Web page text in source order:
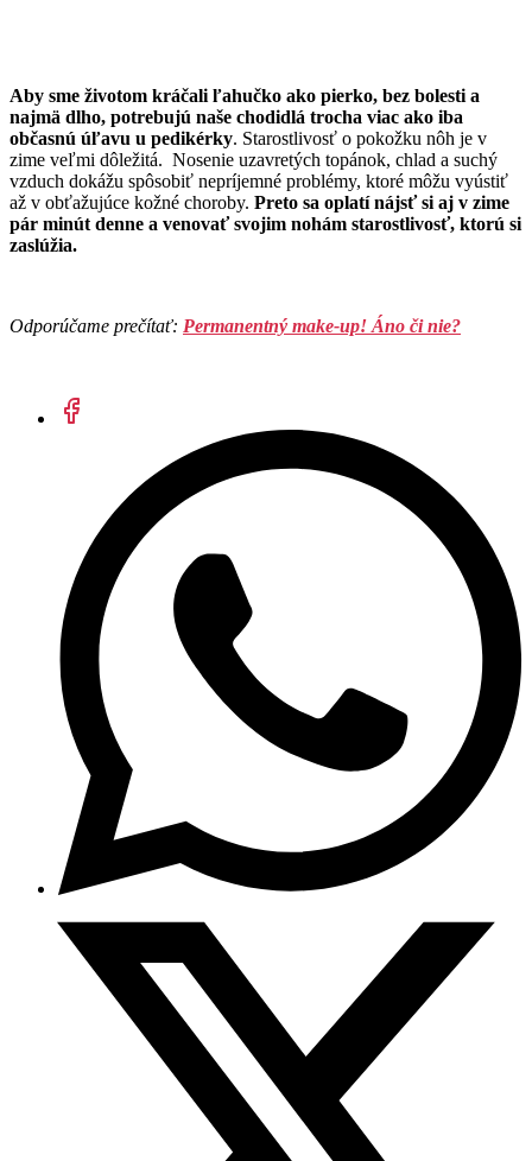
Aby sme životom kráčali ľahučko ako pierko, bez bolesti a
najmä dlho, potrebujú naše chodidlá trocha viac ako iba
občasnú úľavu u pedikérky. Starostlivosť o pokožku nôh je v
zime veľmi dôležitá. Nosenie uzavretých topánok, chlad a suchý
vzduch dokážu spôsobiť nepríjemné problémy, ktoré môžu vyústiť
až v obťažujúce kožné choroby. Preto sa oplatí nájsť si aj v zime
pár minút denne a venovať svojim nohám starostlivosť, ktorú si
zaslúžia.
Odporúčame prečítať: Permanentný make-up! Áno či nie?